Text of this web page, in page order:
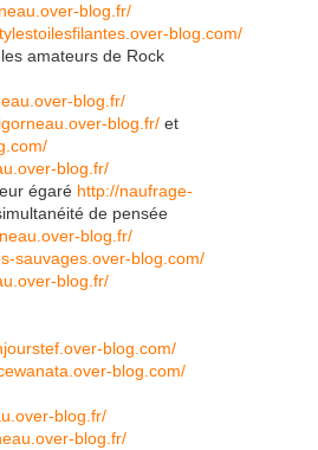
blog.fr/
blog.com/
amateurs de Rock
blog.fr/
blog.fr/ et
blog.fr/
égaré http://naufrage-
de pensée
blog.fr/
sauvages.over-blog.com/
blog.fr/
blog.com/
blog.com/
blog.fr/
blog.fr/